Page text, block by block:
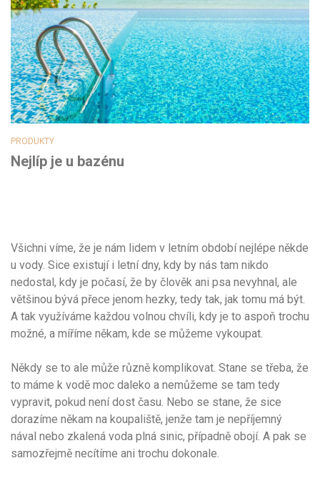
PRODUKTY
Nejlíp je u bazénu
Všichni víme, že je nám lidem v letním období nejlépe někde
u vody. Sice existují i letní dny, kdy by nás tam nikdo
nedostal, kdy je počasí, že by člověk ani psa nevyhnal, ale
většinou bývá přece jenom hezky, tedy tak, jak tomu má být.
A tak využíváme každou volnou chvíli, kdy je to aspoň trochu
možné, a míříme někam, kde se můžeme vykoupat.
Někdy se to ale může různě komplikovat. Stane se třeba, že
to máme k vodě moc daleko a nemůžeme se tam tedy
vypravit, pokud není dost času. Nebo se stane, že sice
dorazíme někam na koupaliště, jenže tam je nepříjemný
nával nebo zkalená voda plná sinic, případně obojí. A pak se
samozřejmě necítíme ani trochu dokonale.